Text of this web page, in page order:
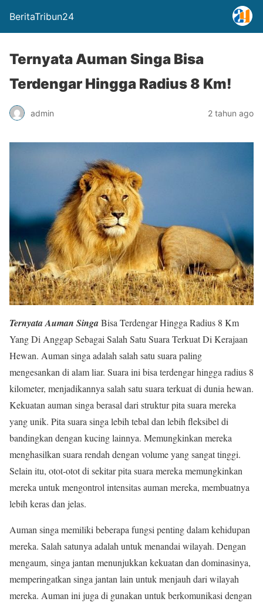
BeritaTribun24
Ternyata Auman Singa Bisa
Terdengar Hingga Radius 8 Km!
admin 2 tahun ago
Ternyata Auman SingaBisa Terdengar Hingga Radius 8 Km
Yang Di Anggap Sebagai Salah Satu Suara Terkuat Di Kerajaan
Hewan. Auman singa adalah salah satu suara paling
mengesankan di alam liar. Suara ini bisa terdengar hingga radius 8
kilometer, menjadikannya salah satu suara terkuat di dunia hewan.
Kekuatan auman singa berasal dari struktur pita suara mereka
yang unik. Pita suara singa lebih tebal dan lebih fleksibel di
bandingkan dengan kucing lainnya. Memungkinkan mereka
menghasilkan suara rendah dengan volume yang sangat tinggi.
Selain itu, otot-otot di sekitar pita suara mereka memungkinkan
mereka untuk mengontrol intensitas auman mereka, membuatnya
lebih keras dan jelas.
Auman singa memiliki beberapa fungsi penting dalam kehidupan
mereka. Salah satunya adalah untuk menandai wilayah. Dengan
mengaum, singa jantan menunjukkan kekuatan dan dominasinya,
memperingatkan singa jantan lain untuk menjauh dari wilayah
mereka. Auman ini juga di gunakan untuk berkomunikasi dengan